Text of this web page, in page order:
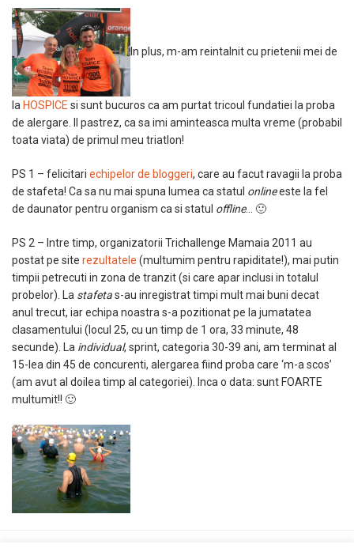
In plus, m-am reintalnit cu prietenii mei de
la HOSPICE si sunt bucuros ca am purtat tricoul fundatiei la proba
de alergare. Il pastrez, ca sa imi aminteasca multa vreme (probabil
toata viata) de primul meu triatlon!
PS 1 – felicitari echipelor de bloggeri, care au facut ravagii la proba
de stafeta! Ca sa nu mai spuna lumea ca statul onlineeste la fel
de daunator pentru organism ca si statul offline… 🙂
PS 2 – Intre timp, organizatorii Trichallenge Mamaia 2011 au
postat pe site rezultatele (multumim pentru rapiditate!), mai putin
timpii petrecuti in zona de tranzit (si care apar inclusi in totalul
probelor). La stafetas-au inregistrat timpi mult mai buni decat
anul trecut, iar echipa noastra s-a pozitionat pe la jumatatea
clasamentului (locul 25, cu un timp de 1 ora, 33 minute, 48
secunde). La individual, sprint, categoria 30-39 ani, am terminat al
15-lea din 45 de concurenti, alergarea fiind proba care ‘m-a scos’
(am avut al doilea timp al categoriei). Inca o data: sunt FOARTE
multumit!! 🙂